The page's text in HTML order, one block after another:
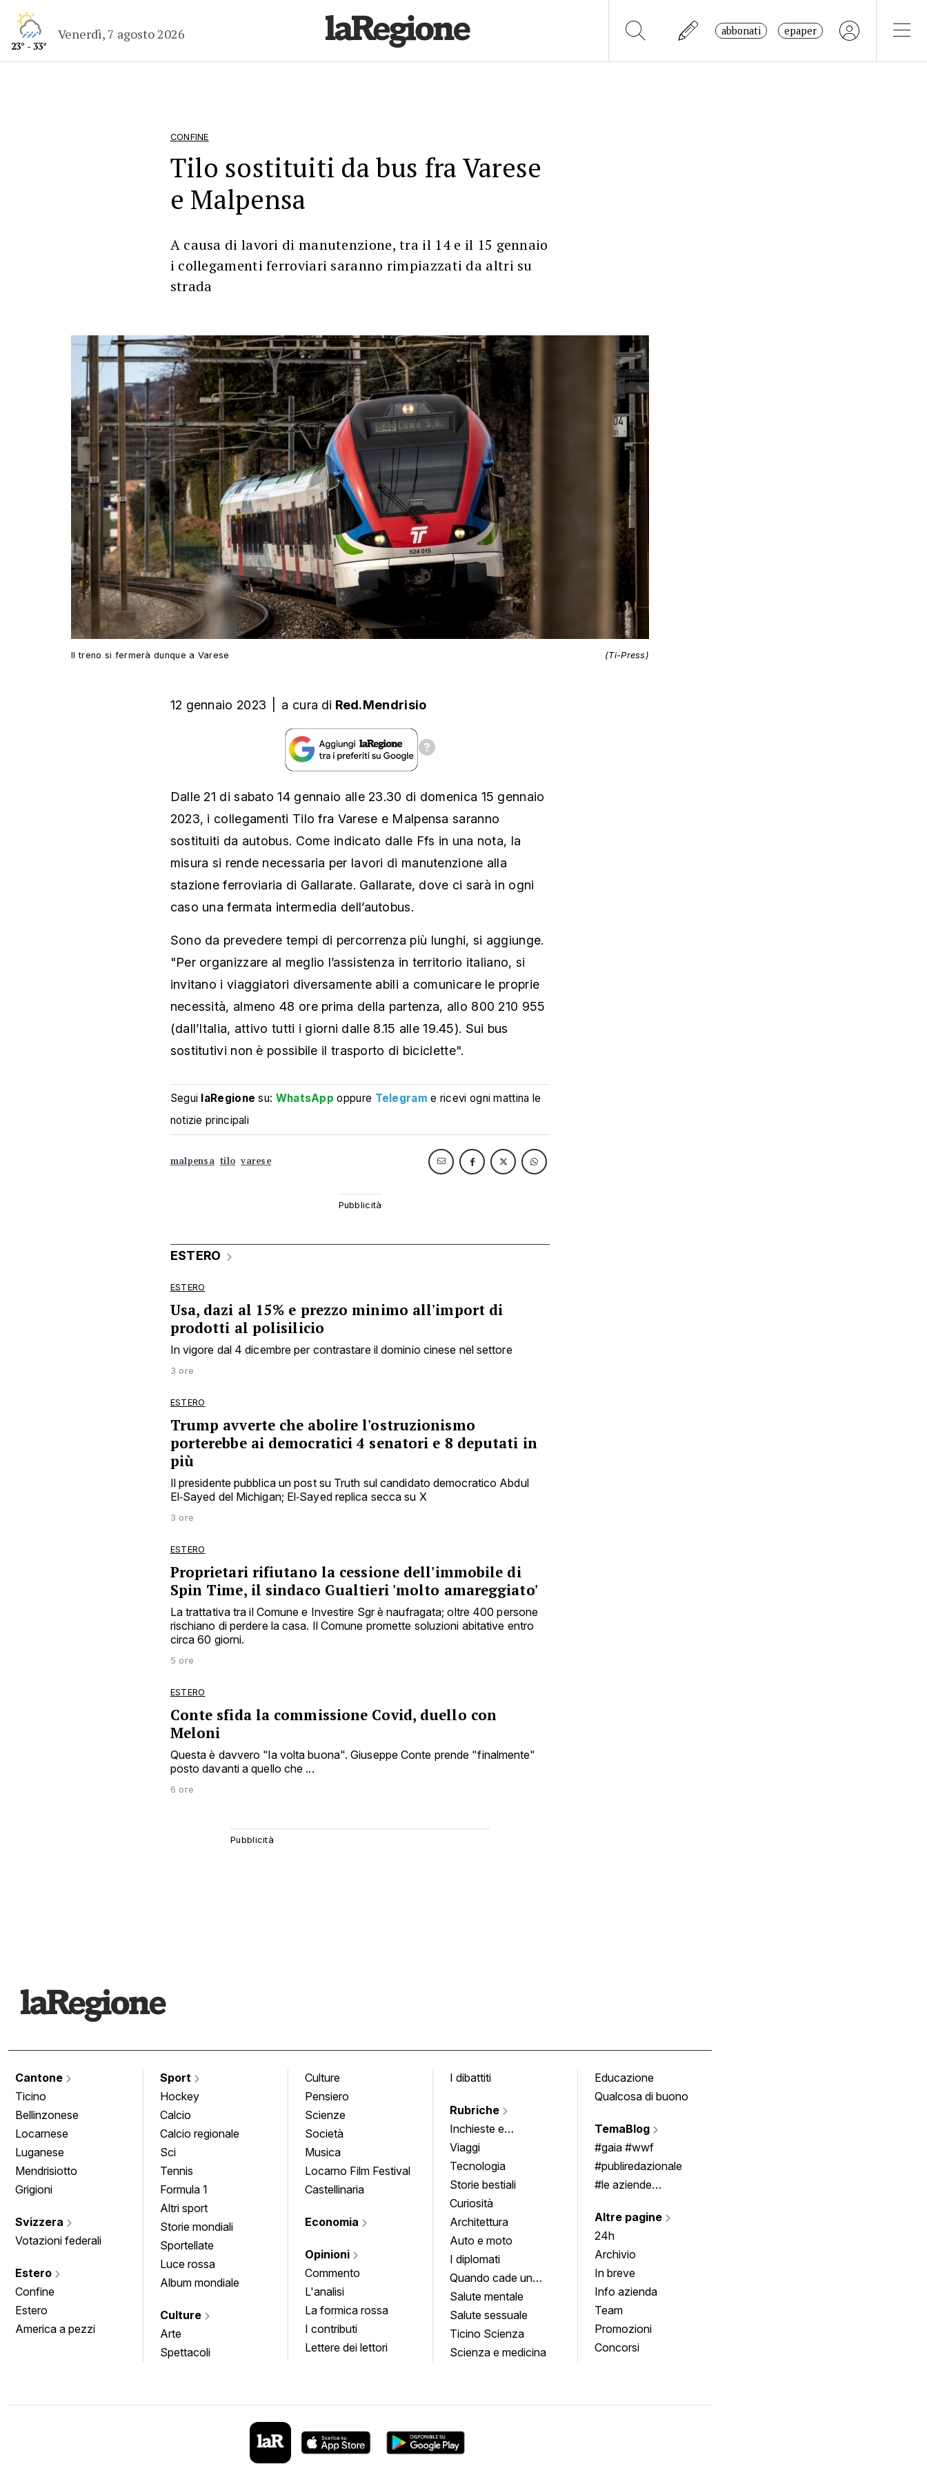
23° - 33°
Venerdì, 7 agosto 2026 abbonati epaper
CONFINE
Tilo sostituiti da bus fra Varese
e Malpensa
A causa di lavori di manutenzione, tra il 14 e il 15 gennaio
i collegamenti ferroviari saranno rimpiazzati da altri su
strada
Il treno si fermerà dunque a Varese (Ti-Press)
12 gennaio 2023 a cura di Red.Mendrisio
Dalle 21 di sabato 14 gennaio alle 23.30 di domenica 15 gennaio
2023, i collegamenti Tilo fra Varese e Malpensa saranno
sostituiti da autobus. Come indicato dalle Ffs in una nota, la
misura si rende necessaria per lavori di manutenzione alla
stazione ferroviaria di Gallarate. Gallarate, dove ci sarà in ogni
caso una fermata intermedia dell’autobus.
Sono da prevedere tempi di percorrenza più lunghi, si aggiunge.
"Per organizzare al meglio l’assistenza in territorio italiano, si
invitano i viaggiatori diversamente abili a comunicare le proprie
necessità, almeno 48 ore prima della partenza, allo 800 210 955
(dall’Italia, attivo tutti i giorni dalle 8.15 alle 19.45). Sui bus
sostitutivi non è possibile il trasporto di biciclette".
Segui laRegione su: WhatsApp oppure Telegram e ricevi ogni mattina le
notizie principali
malpensa tilo varese
ESTERO
ESTERO
Usa, dazi al 15% e prezzo minimo all'import di
prodotti al polisilicio
In vigore dal 4 dicembre per contrastare il dominio cinese nel settore
3 ore
ESTERO
Trump avverte che abolire l'ostruzionismo
porterebbe ai democratici 4 senatori e 8 deputati in
più
Il presidente pubblica un post su Truth sul candidato democratico Abdul
El‑Sayed del Michigan; El‑Sayed replica secca su X
3 ore
ESTERO
Proprietari rifiutano la cessione dell'immobile di
Spin Time, il sindaco Gualtieri 'molto amareggiato'
La trattativa tra il Comune e Investire Sgr è naufragata; oltre 400 persone
rischiano di perdere la casa. Il Comune promette soluzioni abitative entro
circa 60 giorni.
5 ore
ESTERO
Conte sfida la commissione Covid, duello con
Meloni
Questa è davvero "la volta buona". Giuseppe Conte prende "finalmente"
posto davanti a quello che ...
6 ore
Cantone
Ticino
Bellinzonese
Locarnese
Luganese
Mendrisiotto
Grigioni
Svizzera
Votazioni federali
Estero
Confine
Estero
America a pezzi
Sport
Hockey
Calcio
Calcio regionale
Sci
Tennis
Formula 1
Altri sport
Storie mondiali
Sportellate
Luce rossa
Album mondiale
Culture
Arte
Spettacoli
Culture
Pensiero
Scienze
Società
Musica
Locarno Film Festival
Castellinaria
Economia
Opinioni
Commento
L'analisi
La formica rossa
I contributi
Lettere dei lettori
I dibattiti
Rubriche
Inchieste e
approfondimenti
Viaggi
Tecnologia
Storie bestiali
Curiosità
Architettura
Auto e moto
I diplomati
Quando cade un
quadro
Salute mentale
Salute sessuale
Ticino Scienza
Scienza e medicina
Educazione
Qualcosa di buono
TemaBlog
#gaia #wwf
#publiredazionale
#le aziende
Altre pagine
24h
Archivio
In breve
Info azienda
Team
Promozioni
Concorsi